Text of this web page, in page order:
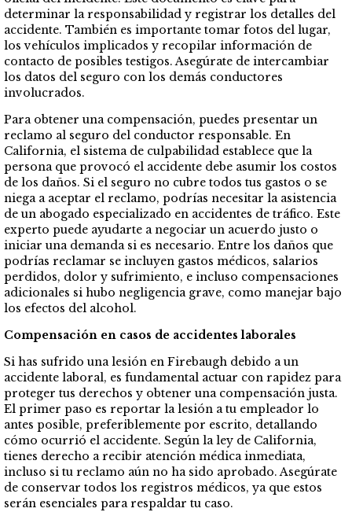
determinar la responsabilidad y registrar los detalles del
accidente. También es importante tomar fotos del lugar,
los vehículos implicados y recopilar información de
contacto de posibles testigos. Asegúrate de intercambiar
los datos del seguro con los demás conductores
involucrados.
Para obtener una compensación, puedes presentar un
reclamo al seguro del conductor responsable. En
California, el sistema de culpabilidad establece que la
persona que provocó el accidente debe asumir los costos
de los daños. Si el seguro no cubre todos tus gastos o se
niega a aceptar el reclamo, podrías necesitar la asistencia
de un abogado especializado en accidentes de tráfico. Este
experto puede ayudarte a negociar un acuerdo justo o
iniciar una demanda si es necesario. Entre los daños que
podrías reclamar se incluyen gastos médicos, salarios
perdidos, dolor y sufrimiento, e incluso compensaciones
adicionales si hubo negligencia grave, como manejar bajo
los efectos del alcohol.
Compensación en casos de accidentes laborales
Si has sufrido una lesión en Firebaugh debido a un
accidente laboral, es fundamental actuar con rapidez para
proteger tus derechos y obtener una compensación justa.
El primer paso es reportar la lesión a tu empleador lo
antes posible, preferiblemente por escrito, detallando
cómo ocurrió el accidente. Según la ley de California,
tienes derecho a recibir atención médica inmediata,
incluso si tu reclamo aún no ha sido aprobado. Asegúrate
de conservar todos los registros médicos, ya que estos
serán esenciales para respaldar tu caso.